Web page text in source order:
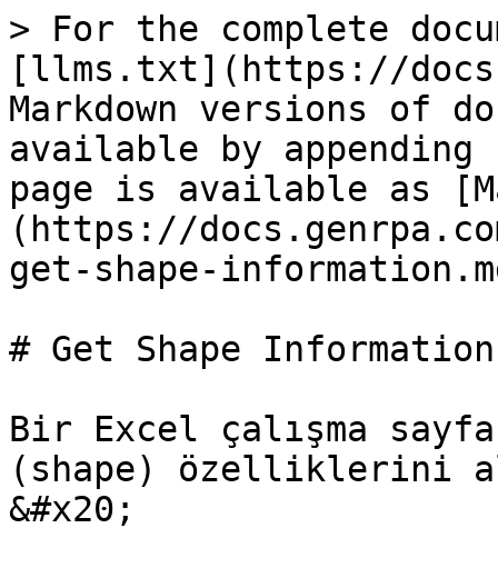
> For the complete
[llms.txt](https://
Markdown versions of
available by
page is available as
(https://
get-shape-
# Get Shape Information
Bir Excel çalışma
(shape) özelliklerini
&#x20;